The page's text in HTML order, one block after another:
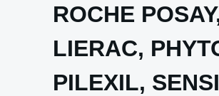
ROCHE
LIERAC,
PILEXIL,